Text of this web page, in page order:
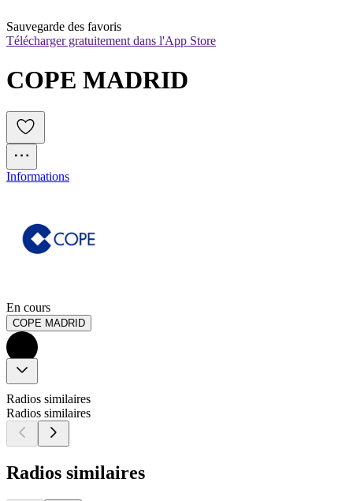
Sauvegarde des favoris
Télécharger gratuitement dans l'App Store
COPE MADRID
Informations
En cours
COPE MADRID
Radios similaires
Radios similaires
Radios similaires